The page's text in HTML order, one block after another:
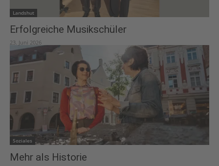
Landshut
Erfolgreiche Musikschüler
23. Juni 2026
Soziales
Mehr als Historie